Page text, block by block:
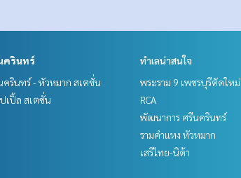
ครินทร์
รินทร์ - หัวหมาก สเตชั่น
เปิ้ล สเตชั่น
ทำเลน่าสนใจ
พระราม 9 เพชรบุรีตัดใหม่
RCA
พัฒนาการ ศรีนครินทร์
รามคำแหง หัวหมาก
เสรีไทย-นิด้า